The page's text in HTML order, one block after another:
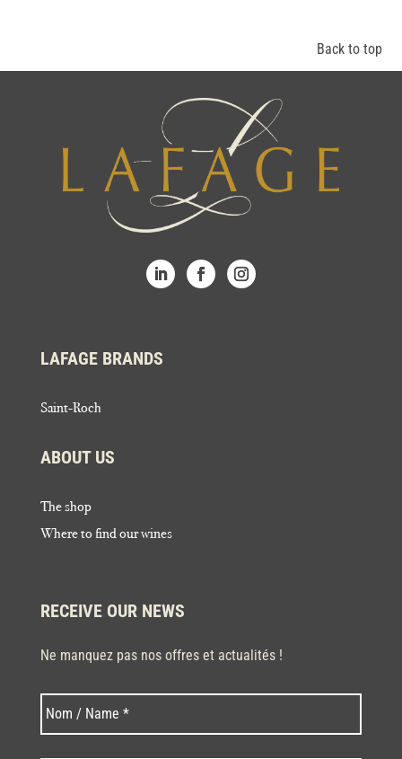
Back to top
LAFAGE BRANDS
Saint-Roch
ABOUT US
The shop
Where to find our wines
RECEIVE OUR NEWS
Ne manquez pas nos offres et actualités !
Nom * Last